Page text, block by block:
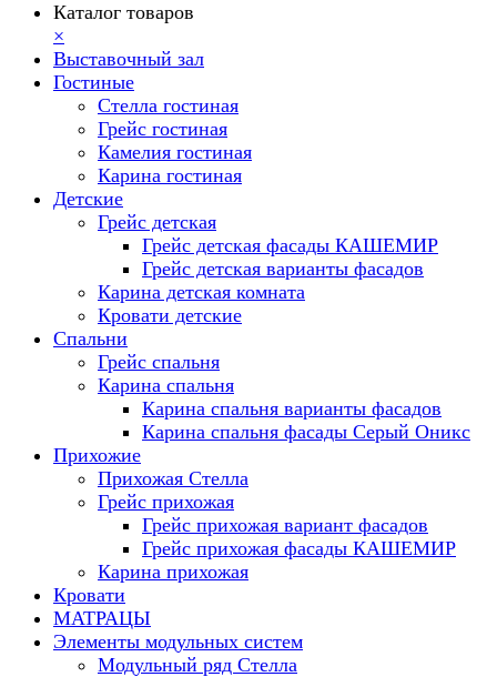
Каталог товаров
×
Выставочный зал
Гостиные
Стелла гостиная
Грейс гостиная
Камелия гостиная
Карина гостиная
Детские
Грейс детская
Грейс детская фасады КАШЕМИР
Грейс детская варианты фасадов
Карина детская комната
Кровати детские
Спальни
Грейс спальня
Карина спальня
Карина спальня варианты фасадов
Карина спальня фасады Серый Оникс
Прихожие
Прихожая Стелла
Грейс прихожая
Грейс прихожая вариант фасадов
Грейс прихожая фасады КАШЕМИР
Карина прихожая
Кровати
МАТРАЦЫ
Элементы модульных систем
Модульный ряд Стелла